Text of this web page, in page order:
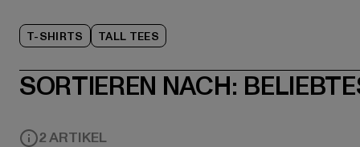
T-SHIRTS TALL TEES
SORTIEREN NACH:
2 ARTIKEL